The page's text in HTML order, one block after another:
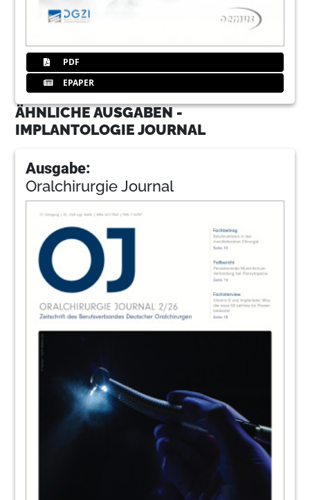
PDF
EPAPER
ÄHNLICHE AUSGABEN -
IMPLANTOLOGIE JOURNAL
Ausgabe:
Oralchirurgie Journal